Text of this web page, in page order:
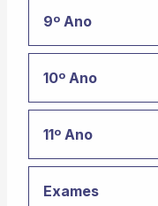
9º Ano
10º Ano
11º Ano
Exames